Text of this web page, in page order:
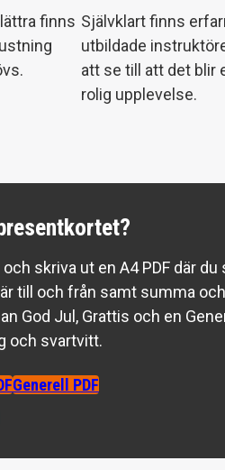
finns Självklart finns
utbildade
att se till att det blir
rolig upplevelse.
skriva ut en A4 PDF där
till och från samt summa
God Jul, Grattis och en
och svartvitt.
Generell PDF